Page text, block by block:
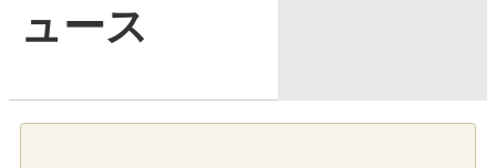
ュース